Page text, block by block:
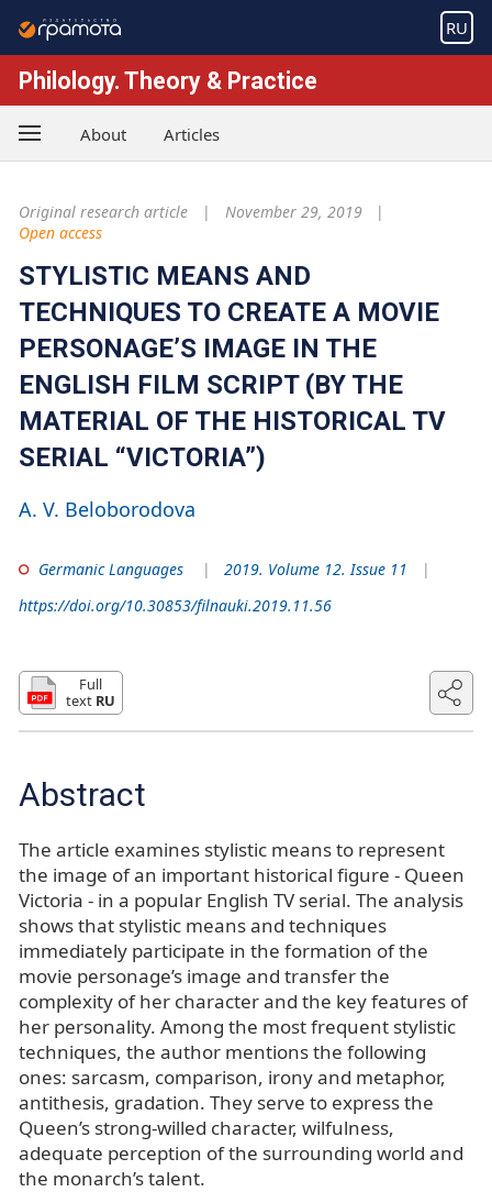
RU
Philology. Theory & Practice
About Articles
Original research article
November 29, 2019
Open access
STYLISTIC MEANS AND
TECHNIQUES TO CREATE A MOVIE
PERSONAGE’S IMAGE IN THE
ENGLISH FILM SCRIPT (BY THE
MATERIAL OF THE HISTORICAL TV
SERIAL “VICTORIA”)
A. V. Beloborodova
Germanic Languages
2019. Volume 12. Issue 11
https://doi.org/10.30853/filnauki.2019.11.56
Full
text RU
Abstract
The article examines stylistic means to represent
the image of an important historical figure - Queen
Victoria - in a popular English TV serial. The analysis
shows that stylistic means and techniques
immediately participate in the formation of the
movie personage’s image and transfer the
complexity of her character and the key features of
her personality. Among the most frequent stylistic
techniques, the author mentions the following
ones: sarcasm, comparison, irony and metaphor,
antithesis, gradation. They serve to express the
Queen’s strong-willed character, wilfulness,
adequate perception of the surrounding world and
the monarch’s talent.